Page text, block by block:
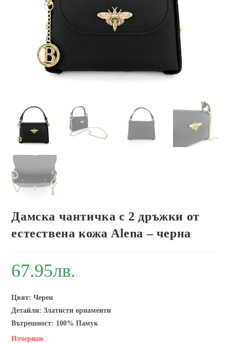
Дамска чантичка с 2 дръжки от
естествена кожа Alena – черна
67.95лв.
Цвят: Черен
Детайли: Златисти орнаменти
Вътрешност: 100% Памук
Изчерпан